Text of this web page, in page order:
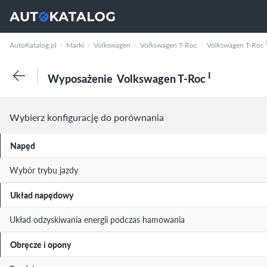
AutoKatalog.pl Marki Volkswagen Volkswagen T-Roc Volkswagen T-Roc I
Wyposażenie Volkswagen T-Roc I
Wybierz konfigurację do porównania
Napęd
Wybór trybu jazdy
Układ napędowy
Układ odzyskiwania energii podczas hamowania
Obręcze i opony